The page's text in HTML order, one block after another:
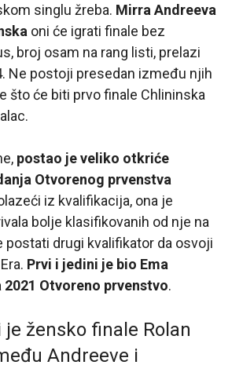
singlu žreba. Mirra Andreeva
oni će igrati finale bez
broj osam na rang listi, prelazi
Ne postoji presedan između njih
što će biti prvo finale Chlininska
postao je veliko otkriće
Otvorenog prvenstva
iz kvalifikacija, ona je
bolje klasifikovanih od nje na
postati drugi kvalifikator da osvoji
Prvi i jedini je bio Ema
2021 Otvoreno prvenstvo.
je žensko finale Rolan
Andreeve i